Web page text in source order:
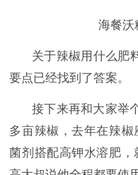
海餐沃
关于辣椒用什么肥
要点已经找到了答案。
接下来再和大家举个
多亩辣椒，去年在辣椒
菌剂 搭配高钾水溶肥